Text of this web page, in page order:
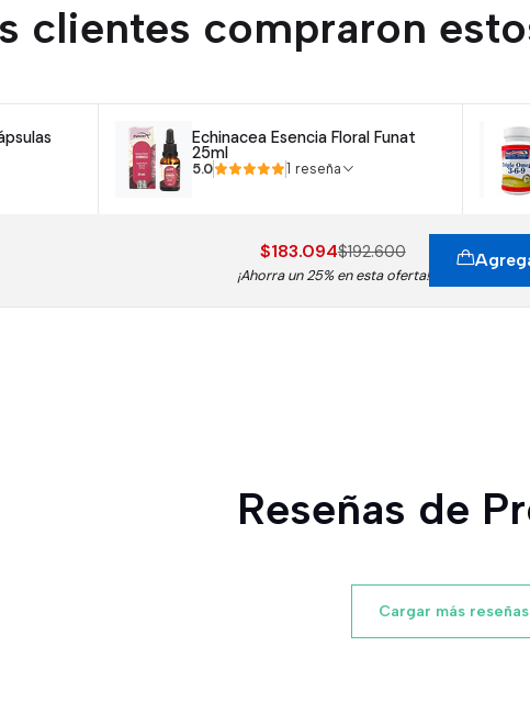
clientes compraron
Echinacea Esencia Floral Funat
25ml
5.0 1 reseña
$183.094$192.600
¡Ahorra un 25% en esta oferta!
Reseñas de
Cargar más reseñas